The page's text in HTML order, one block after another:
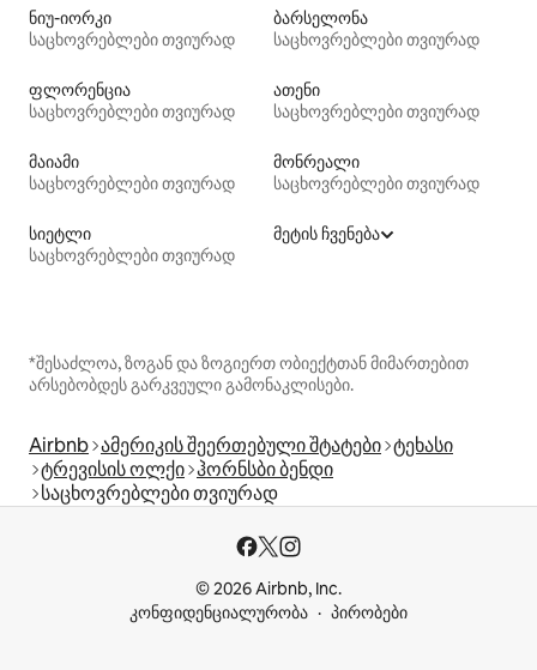
ნიუ-იორკი
საცხოვრებლები თვიურად
ბარსელონა
საცხოვრებლები თვიურად
ფლორენცია
საცხოვრებლები თვიურად
ათენი
საცხოვრებლები თვიურად
მაიამი
საცხოვრებლები თვიურად
მონრეალი
საცხოვრებლები თვიურად
სიეტლი
საცხოვრებლები თვიურად
მეტის ჩვენება
*შესაძლოა, ზოგან და ზოგიერთ ობიექტთან მიმართებით
არსებობდეს გარკვეული გამონაკლისები.
Airbnb ამერიკის შეერთებული შტატები ტეხასი
ტრევისის ოლქი ჰორნსბი ბენდი
საცხოვრებლები თვიურად
© 2026 Airbnb, Inc.
კონფიდენციალურობა
პირობები